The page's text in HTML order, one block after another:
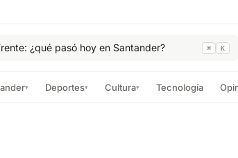
¿qué pasó hoy en Santander? ⌘ K
▾ Deportes▾ Cultura▾ Tecnología